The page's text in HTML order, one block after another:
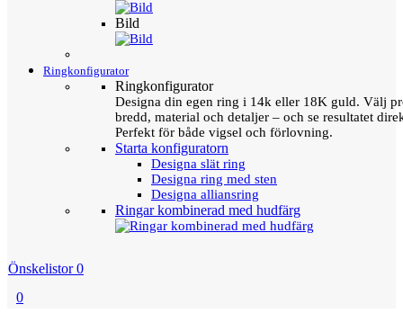
Bild
Ringkonfigurator
Ringkonfigurator
Designa din egen ring i 14k eller 18K guld. Välj
bredd, material och detaljer – och se resultatet
Perfekt för både vigsel och förlovning.
Starta konfiguratorn
Designa slät ring
Designa ring med sten
Designa alliansring
Ringar kombinerad med hudfärg
Önskelistor 0
0